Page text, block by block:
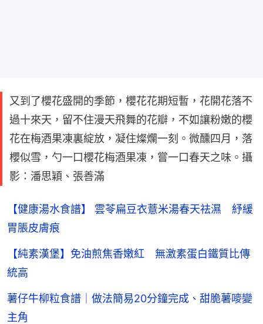
又到了櫻花盛開的季節，櫻花花期短暫，花開花落不
過十來天，留不住漫天飛舞的花瓣，不如讓粉嫩的櫻
花在梅酒果凍裏綻放，凝住燦爛一刻。微醺四月，落
櫻似雪，勺一口櫻花梅酒果凍，嘗一口春天之味。攝
影：潘思穎、張善滿
【健康湯水食譜】 雲苓扁豆衣薏米湯春天祛濕 紓緩
胃脹皮膚痕
【純素漢堡】免油煎焦香嫩紅 無激素蛋白鐵質比傳
統高
薯仔牛柳粒食譜｜做法簡易20分鐘完成、甜脆薯嘜變
主角